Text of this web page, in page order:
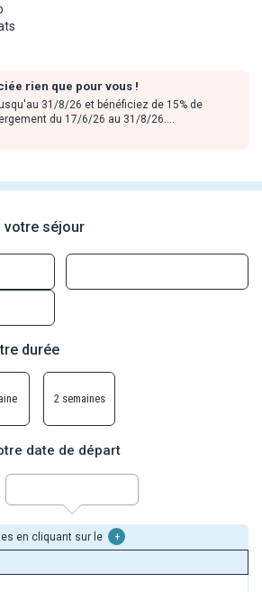
rien que pour vous !
31/8/26 et bénéficiez de 15% de
du 17/6/26 au 31/8/26.
votre séjour
durée
2 semaines
date de départ
en cliquant sur le +